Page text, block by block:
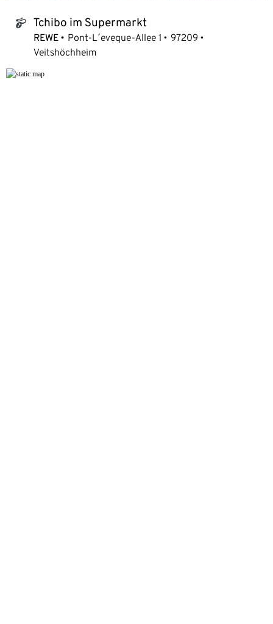
tchibo_logo Tchibo im Supermarkt
REWE Pont-L´eveque-Allee 1
97209
Veitshöchheim